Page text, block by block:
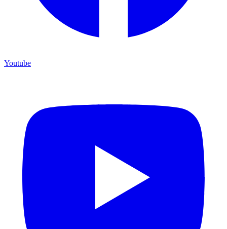
Youtube